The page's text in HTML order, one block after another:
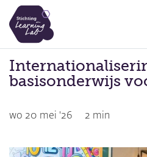
Overslaan
en
naar
de
inhoud
gaan
basisonderwijs
wo 20 mei '26 2 min